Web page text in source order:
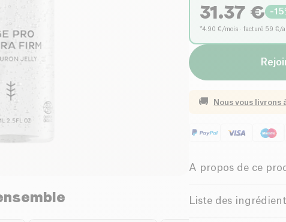
31.37 € -15
*4.90 €/mois · facturé 59 €/
🚚 Nous vous livrons
A propos de ce
Biologique
Liste des